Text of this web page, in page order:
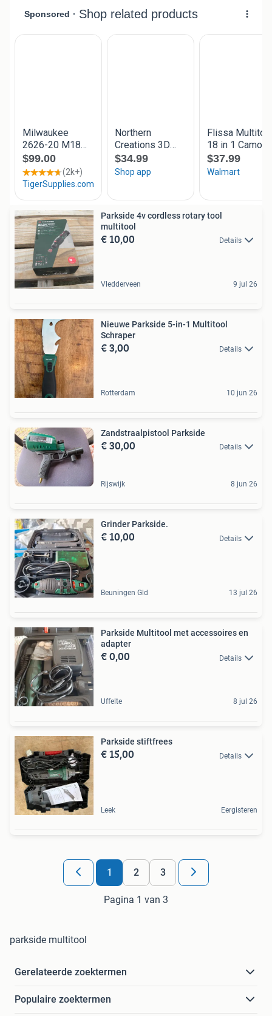
Parkside 4v cordless rotary tool
multitool
€ 10,00 Details
Vledderveen 9 jul 26
Nieuwe Parkside 5-in-1 Multitool
Schraper
€ 3,00 Details
Rotterdam 10 jun 26
Zandstraalpistool Parkside
€ 30,00 Details
Rijswijk 8 jun 26
Grinder Parkside.
€ 10,00 Details
Beuningen Gld 13 jul 26
Parkside Multitool met accessoires en
adapter
€ 0,00 Details
Uffelte 8 jul 26
Parkside stiftfrees
€ 15,00 Details
Leek Eergisteren
1 2 3
Pagina 1 van 3
parkside multitool
Gerelateerde zoektermen
Populaire zoektermen